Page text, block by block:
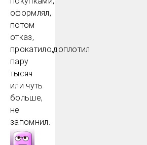
оформлял,
потом
отказ,
прокатило,доплотил
пару
тысяч
или чуть
больше,
не
запомнил.